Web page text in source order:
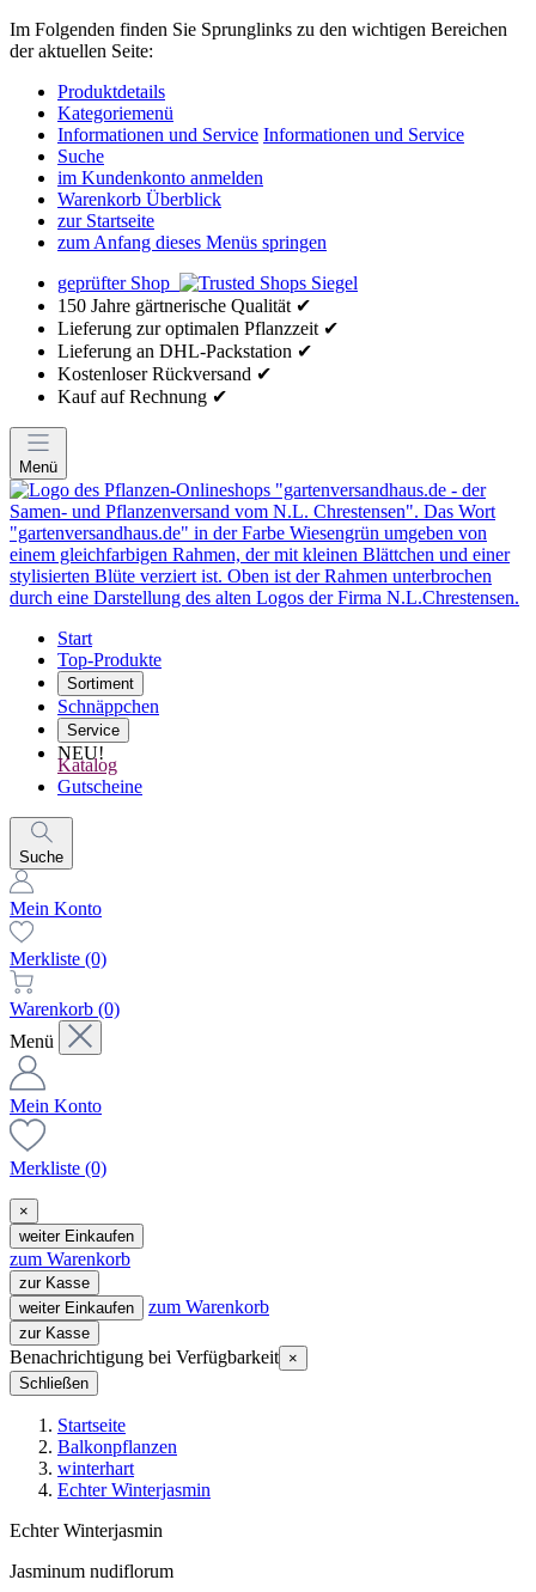
Im Folgenden finden Sie Sprunglinks zu den wichtigen Bereichen
der aktuellen Seite:
Produktdetails
Kategoriemenü
Informationen und Service Informationen und Service
Suche
im Kundenkonto anmelden
Warenkorb Überblick
zur Startseite
zum Anfang dieses Menüs springen
geprüfter Shop
150 Jahre gärtnerische Qualität ✔
Lieferung zur optimalen Pflanzzeit ✔
Lieferung an DHL-Packstation ✔
Kostenloser Rückversand ✔
Kauf auf Rechnung ✔
Menü
Start
Top-Produkte
Sortiment
Schnäppchen
Service
NEU!
Katalog
Gutscheine
Suche
Mein Konto
Merkliste (0)
Warenkorb (0)
Menü
Mein Konto
Merkliste (0)
×
weiter Einkaufen
zum Warenkorb
zur Kasse
weiter Einkaufen
zum Warenkorb
zur Kasse
Benachrichtigung bei Verfügbarkeit ×
Schließen
Startseite
Balkonpflanzen
winterhart
Echter Winterjasmin
Echter Winterjasmin
Jasminum nudiflorum